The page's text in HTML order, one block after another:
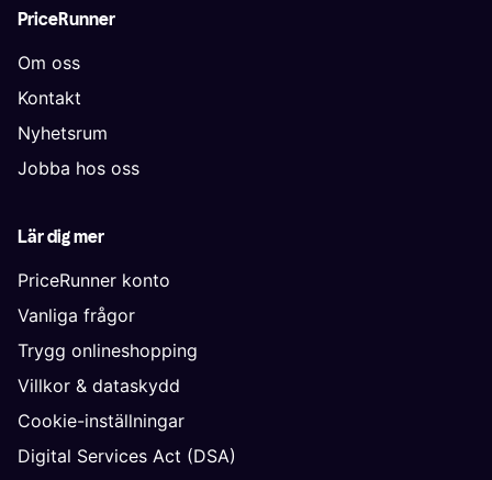
PriceRunner
Om oss
Kontakt
Nyhetsrum
Jobba hos oss
Lär dig mer
PriceRunner konto
Vanliga frågor
Trygg onlineshopping
Villkor & dataskydd
Cookie-inställningar
Digital Services Act (DSA)